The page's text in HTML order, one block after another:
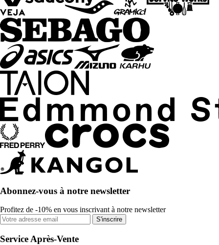
Abonnez-vous à notre newsletter
Profitez de -10% en vous inscrivant à notre newsletter
S'inscrire
Service Après-Vente